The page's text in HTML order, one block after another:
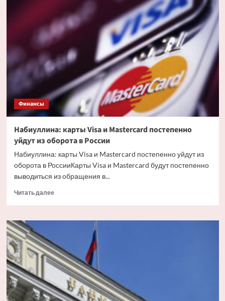
видит
«истощения»
обменного
фонда
заблокированных
активов
Финансы
Набиуллина: карты Visa и Mastercard постепенно
уйдут из оборота в России
Набиуллина: карты Visa и Mastercard постепенно уйдут из
оборота в РоссииКарты Visa и Mastercard будут постепенно
выводиться из обращения в...
Читать далееПрочитать
Набиуллина:
и
Mastercard
постепенно
уйдут
из
оборота